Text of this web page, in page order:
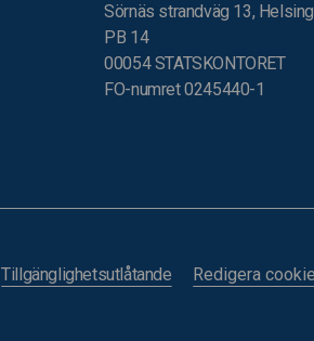
Sörnäs strandväg 13,
PB 14
00054 STATSKONTORET
FO-numret 0245440-1
Tillgänglighetsutlåtande Redigera